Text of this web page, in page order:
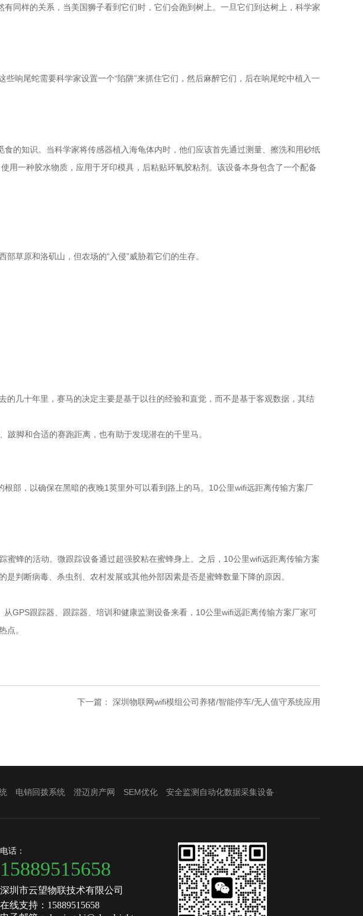
同样的关系，当美国狮子看到它们时，它们会跑到树上。一旦它们到达树上，科学家
响尾蛇需要科学家设置一个“陷阱”来抓住它们，然后麻醉它们，后在响尾蛇中植入一
的知识。当科学家将传感器植入海龟体内时，他们应该首先通过测量、擦洗和用砂纸
用一种胶水物质，应用于牙印模具，后粘贴环氧胶粘剂。该设备本身包含了一个配备
草原和洛矶山，但农场的“入侵”威胁着它们的生存。
几十年里，赛马的决定主要是基于以往的经验和直觉，而不是基于客观数据，其结
脚和合适的赛跑距离，也有助于发现潜在的千里马。
部，以确保在黑暗的夜晚1英里外可以看到路上的马。10公里wifi远距离传输方案厂
蜂的活动。微跟踪设备通过超强胶粘在蜜蜂身上。之后，10公里wifi远距离传输方案
判断病毒、杀虫剂、农村发展或其他外部因素是否是蜜蜂数量下降的原因。
GPS跟踪器、跟踪器、培训和健康监测设备来看，10公里wifi远距离传输方案厂家可
点。
下一篇： 深圳物联网wifi模组公司养猪/智能停车/无人值守系统应用
电销回拨系统 澄迈房产网 SEM优化 安全监测自动化数据采集设备
电话：
15889515658
深圳市云望物联技术有限公司
在线支持：15889515658